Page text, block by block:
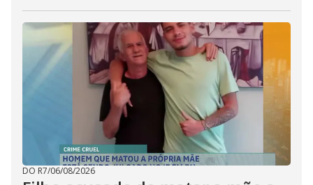
DO R7/06/08/2026